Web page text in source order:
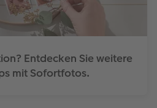
Entdecken Sie weitere
mit Sofortfotos.